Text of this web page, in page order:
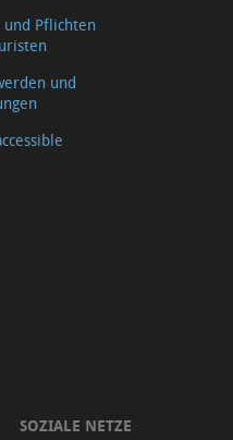
und Pflichten
und
SOZIALE NETZE